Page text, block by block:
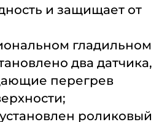
и защищает от
гладильном
два датчика,
перегрев
роликовый